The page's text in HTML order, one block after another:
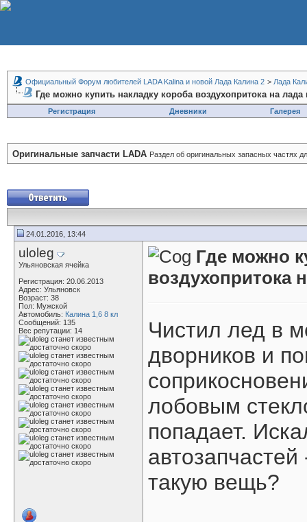
Официальный Форум любителей LADA Kalina и новой Лада Калина 2 > Лада
Где можно купить накладку короба воздухопритока на лада
Регистрация Дневники Галерея
Оригинальные запчасти LADA Раздел об оригинальных запасных
24.01.2016, 13:44
uloleg
Ульяновская ячейка
Регистрация: 20.06.2013
Адрес: Ульяновск
Возраст: 38
Пол: Мужской
Автомобиль: Калина 1,6 8 кл
Сообщений: 135
Вес репутации: 14
Где можно
воздухопритока
Чистил лед в
дворников и
лобовым
попадает.
такую вещь?